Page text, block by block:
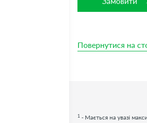
Повернутися на
1 - Мається на увазі